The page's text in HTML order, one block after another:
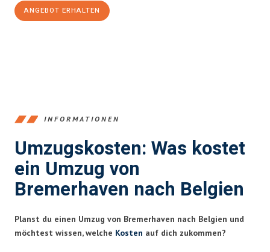
ANGEBOT ERHALTEN
INFORMATIONEN
Umzugskosten: Was kostet
ein Umzug von
Bremerhaven nach Belgien
Planst du einen Umzug von Bremerhaven nach Belgien und
möchtest wissen, welche Kosten auf dich zukommen?